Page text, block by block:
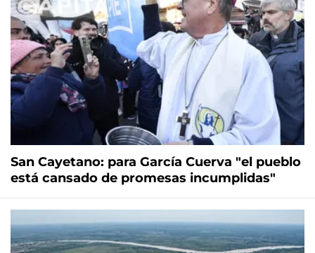
San Cayetano: para García Cuerva "el pueblo
está cansado de promesas incumplidas"